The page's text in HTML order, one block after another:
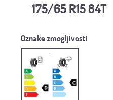
175/65 R15 84T
Oznake zmogljivosti